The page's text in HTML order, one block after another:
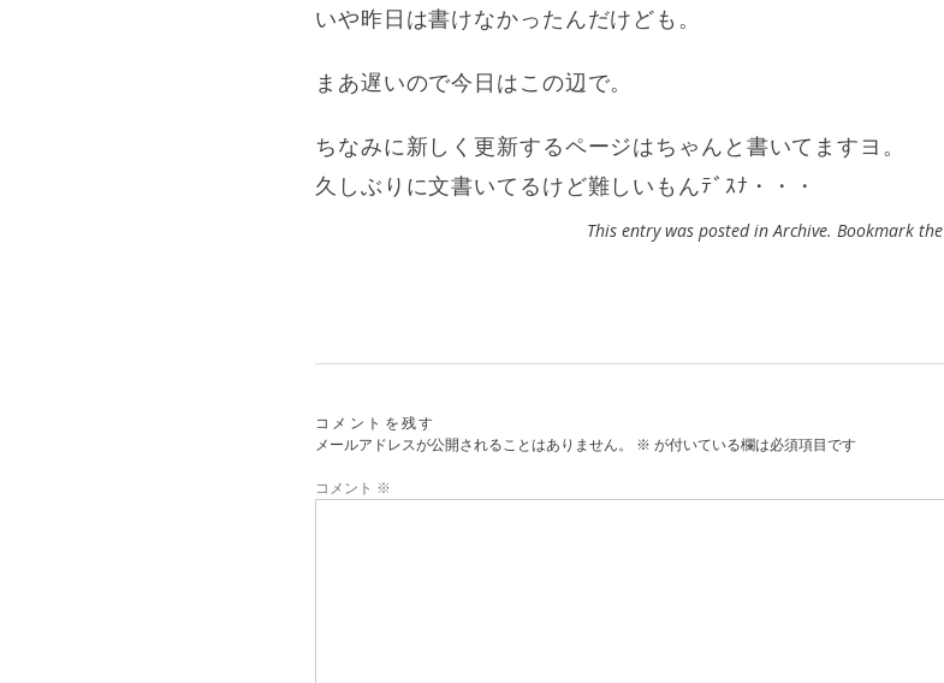
いや昨日は書けなかったんだけども。
まあ遅いので今日はこの辺で。
ちなみに新しく更新するページはちゃんと書いてますヨ。
久しぶりに文書いてるけど難しいもんﾃﾞｽﾅ・・・
This entry was posted inArchive. Bookmark the
コメントを残す
メールアドレスが公開されることはありません。
※ が付いている欄は必須項目です
コメント ※